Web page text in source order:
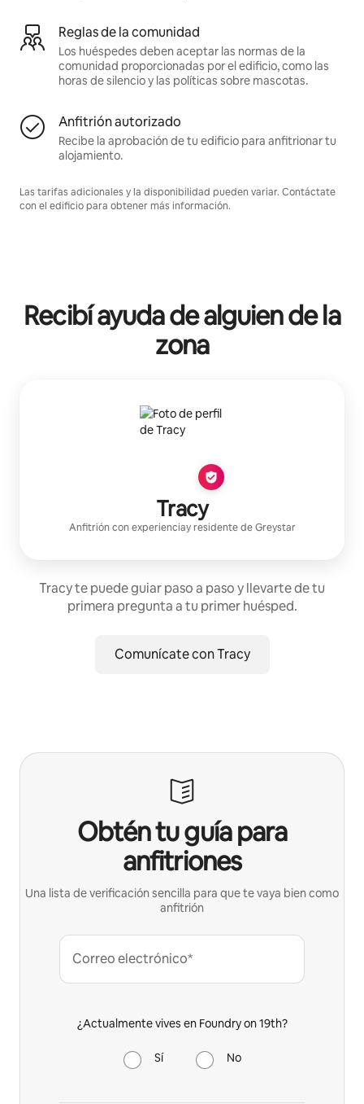
Reglas de la comunidad
Los huéspedes deben aceptar las normas de la
comunidad proporcionadas por el edificio, como las
horas de silencio y las políticas sobre mascotas.
Anfitrión autorizado
Recibe la aprobación de tu edificio para anfitrionar tu
alojamiento.
Las tarifas adicionales y la disponibilidad pueden variar. Contáctate
con el edificio para obtener más información.
Recibí ayuda de alguien de la
zona
Tracy
Anfitrión con experienciay residente deGreystar
Tracy te puede guiar paso a paso y llevarte de tu
primera pregunta a tu primer huésped.
Comunícate con Tracy
Obtén tu guía para
anfitriones
Una lista de verificación sencilla para que te vaya bien como
anfitrión
Correo electrónico*
¿Actualmente vives en Foundry on 19th?
Sí No